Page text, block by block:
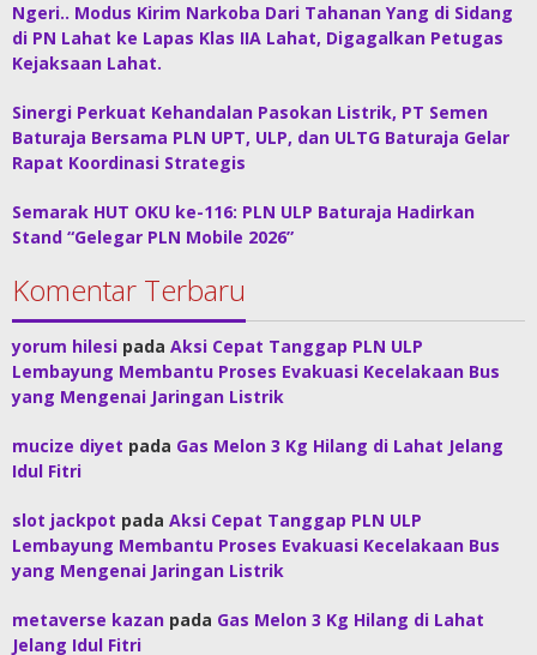
Ngeri.. Modus Kirim Narkoba Dari Tahanan Yang di Sidang
di PN Lahat ke Lapas Klas IIA Lahat, Digagalkan Petugas
Kejaksaan Lahat.
Sinergi Perkuat Kehandalan Pasokan Listrik, PT Semen
Baturaja Bersama PLN UPT, ULP, dan ULTG Baturaja Gelar
Rapat Koordinasi Strategis
Semarak HUT OKU ke-116: PLN ULP Baturaja Hadirkan
Stand “Gelegar PLN Mobile 2026”
Komentar Terbaru
yorum hilesi pada Aksi Cepat Tanggap PLN ULP
Lembayung Membantu Proses Evakuasi Kecelakaan Bus
yang Mengenai Jaringan Listrik
mucize diyet pada Gas Melon 3 Kg Hilang di Lahat Jelang
Idul Fitri
slot jackpot pada Aksi Cepat Tanggap PLN ULP
Lembayung Membantu Proses Evakuasi Kecelakaan Bus
yang Mengenai Jaringan Listrik
metaverse kazan pada Gas Melon 3 Kg Hilang di Lahat
Jelang Idul Fitri